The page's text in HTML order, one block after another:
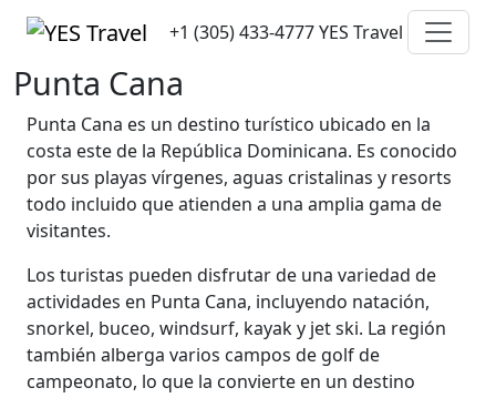
+1 (305) 433-4777YES Travel
Punta Cana
Punta Cana es un destino turístico ubicado en la
costa este de la República Dominicana. Es conocido
por sus playas vírgenes, aguas cristalinas y resorts
todo incluido que atienden a una amplia gama de
visitantes.
Los turistas pueden disfrutar de una variedad de
actividades en Punta Cana, incluyendo natación,
snorkel, buceo, windsurf, kayak y jet ski. La región
también alberga varios campos de golf de
campeonato, lo que la convierte en un destino